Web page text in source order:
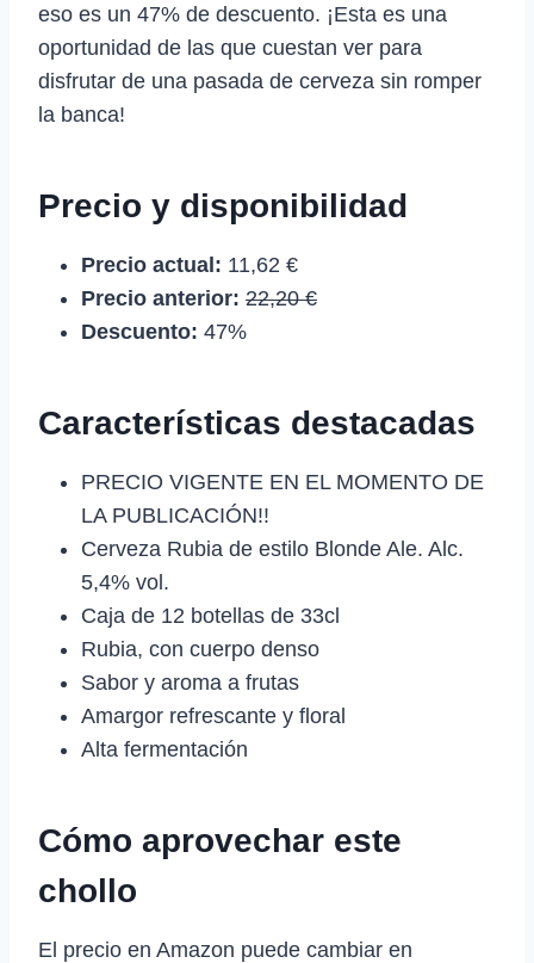
eso es un 47% de descuento. ¡Esta es una
oportunidad de las que cuestan ver para
disfrutar de una pasada de cerveza sin romper
la banca!
Precio y disponibilidad
Precio actual: 11,62 €
Precio anterior: 22,20 €
Descuento: 47%
Características destacadas
PRECIO VIGENTE EN EL MOMENTO DE
LA PUBLICACIÓN!!
Cerveza Rubia de estilo Blonde Ale. Alc.
5,4% vol.
Caja de 12 botellas de 33cl
Rubia, con cuerpo denso
Sabor y aroma a frutas
Amargor refrescante y floral
Alta fermentación
Cómo aprovechar este
chollo
El precio en Amazon puede cambiar en